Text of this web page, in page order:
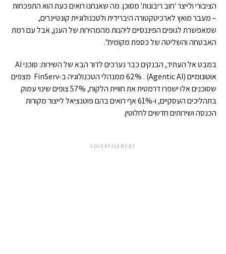
הציבורי ולייצר 'חוב ריבונות' מסוכן. מה שאנחנו רואים כעת הוא התפכחות
– מעבר מואץ לארכיטקטורה היברידית ולטכנולוגיית קונטיינרים,
שמאפשרת לגופים הפיננסיים ליהנות מהמהירות של הענן, אבל עם רמת
האבטחה והשליטה של כספת מקומית".
במבט אל העתיד, הבנקים כבר נערכים לדור הבא של השירות: סוכני AI
אוטונומיים (Agentic AI) . 62% ממנהלי הטכנולוגיה ב-FinServ מצפים
שסוכנים אלו ישפרו דרמטית את חוויית הלקוח, 57% צופים שינוי עמוק
בתהליכים העסקיים, ו-61% אף רואים בהם פוטנציאל לייצור מקורות
הכנסה ושירותים חדשים לחלוטין.
ADVERTISEMENT